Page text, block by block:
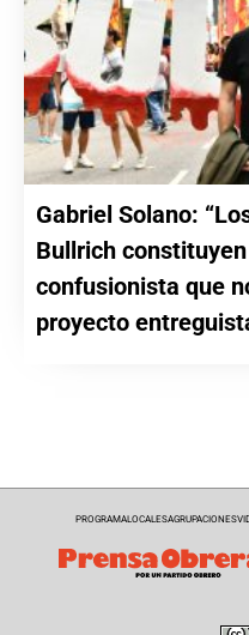
Gabriel Solano:
Bullrich
confusionista que
proyecto
PROGRAMALOCALESAGRUPACIONES